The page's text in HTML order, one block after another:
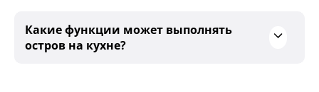
Какие функции может выполнять
остров на кухне?